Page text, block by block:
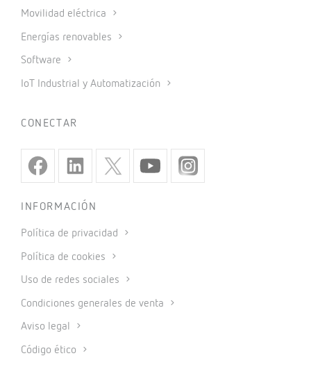
Movilidad eléctrica
Energías renovables
Software
IoT Industrial y Automatización
CONECTAR
INFORMACIÓN
Política de privacidad
Política de cookies
Uso de redes sociales
Condiciones generales de venta
Aviso legal
Código ético